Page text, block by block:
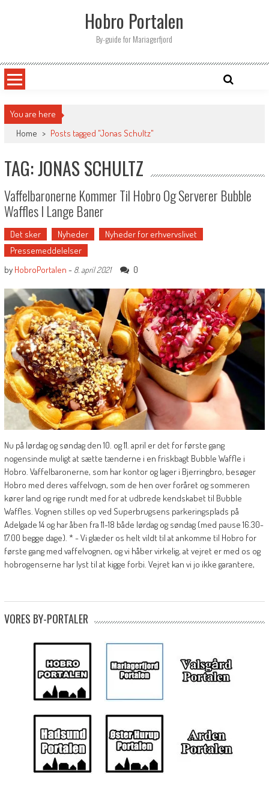
Hobro Portalen
By-guide for Mariagerfjord
You are here
Home > Posts tagged "Jonas Schultz"
TAG: JONAS SCHULTZ
Vaffelbaronerne Kommer Til Hobro Og Serverer Bubble
Waffles I Lange Baner
Det sker Nyheder
Nyheder for erhvervslivet
Pressemeddelelser
by HobroPortalen - 8. april 2021 0
Nu på lørdag og søndag den 10. og 11. april er det for første gang
nogensinde muligt at sætte tænderne i en friskbagt Bubble Waffle i
Hobro. Vaffelbaronerne, som har kontor og lager i Bjerringbro, besøger
Hobro med deres vaffelvogn, som de hen over foråret og sommeren
kører land og rige rundt med for at udbrede kendskabet til Bubble
Waffles. Vognen stilles op ved Superbrugsens parkeringsplads på
Adelgade 14 og har åben fra 11-18 både lørdag og søndag (med pause 16.30-
17.00 begge dage). * - Vi glæder os helt vildt til at ankomme til Hobro for
første gang med vaffelvognen, og vi håber virkelig, at vejret er med os og
hobrogenserne har lyst til at kigge forbi. Vejret kan vi jo ikke garantere,
VORES BY-PORTALER